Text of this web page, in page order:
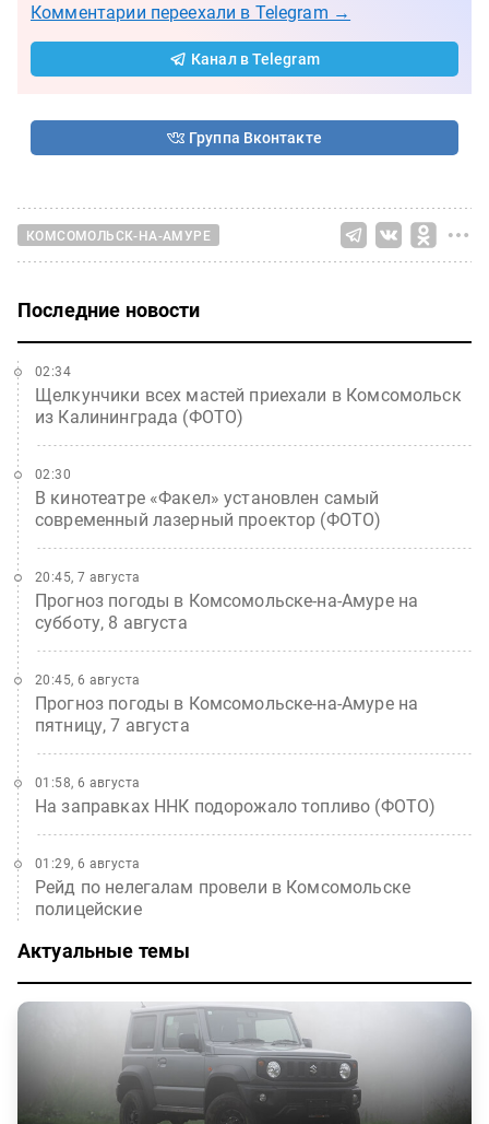
Комментарии переехали в Telegram →
Канал в Telegram
Группа Вконтакте
КОМСОМОЛЬСК-НА-АМУРЕ
Последние новости
Щелкунчики всех мастей приехали в Комсомольск
из Калининграда (ФОТО)
02:34
В кинотеатре «Факел» установлен самый
современный лазерный проектор (ФОТО)
02:30
Прогноз погоды в Комсомольске-на-Амуре на
субботу, 8 августа
20:45, 7 августа
Прогноз погоды в Комсомольске-на-Амуре на
пятницу, 7 августа
20:45, 6 августа
На заправках ННК подорожало топливо (ФОТО)
01:58, 6 августа
Рейд по нелегалам провели в Комсомольске
полицейские
01:29, 6 августа
Актуальные темы